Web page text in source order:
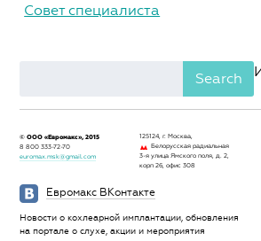
Совет специалиста
Search
© ООО «Евромакс», 2015
8 800 333-72-70
euromax.msk@gmail.com
125124, г. Москва,
Белорусская радиальная
3-я улица Ямского поля, д. 2,
корп 26, офис 308
Евромакс ВКонтакте
Новости о кохлеарной имплантации, обновления
на портале о слухе, акции и мероприятия